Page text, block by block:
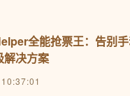
全能抢票王：告别
解决方案